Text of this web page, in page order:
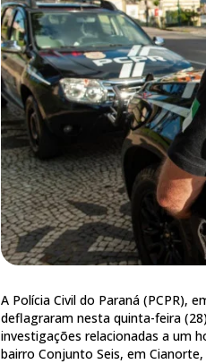
A Polícia Civil do Paraná (PCPR),
deflagraram nesta quinta-feira
investigações relacionadas a um
bairro Conjunto Seis, em